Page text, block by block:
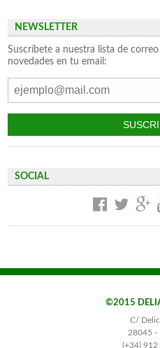
NEWSLETTER
Suscríbete a nuestra lista de
novedades en tu email:
SOCIAL
©2015
C/
28045 -
(+34)